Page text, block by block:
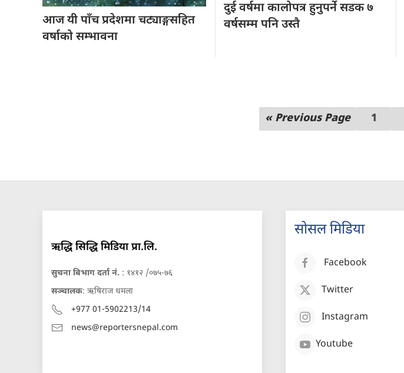
आज यीपाँच प्रदेशमा चट्याङ्गसहित
वर्षाको सम्भावना
दुई वर्षमाकालोपत्र हुनुपर्ने सडक ७
वर्षसम्म पनि उस्तै
« Previous Page 1
ऋद्धि सिद्धि मिडिया प्रा.लि.
सुचना बिभाग दर्ता नं. : १४१२ /०७५-७६
सञ्चालक: ऋषिराज धमला
+977 01-5902213/14
news@reportersnepal.com
सोसल मिडिया
Facebook
Twitter
Instagram
Youtube